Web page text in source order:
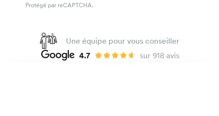
Protégé par reCAPTCHA.
Une équipe pour vous conseiller
4.7
sur 918 avis